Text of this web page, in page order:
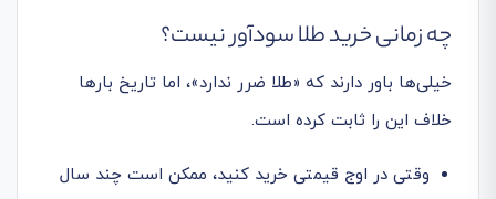
چه زمانی خرید طلا سودآور نیست؟
خیلی‌ها باور دارند که «طلا ضرر ندارد»، اما تاریخ بارها
خلاف این را ثابت کرده است.
وقتی در اوج قیمتی خرید کنید، ممکن است چند سال